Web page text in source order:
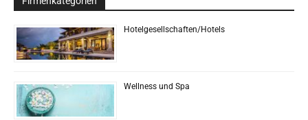
Hotelgesellschaften/Hotels
Wellness und Spa